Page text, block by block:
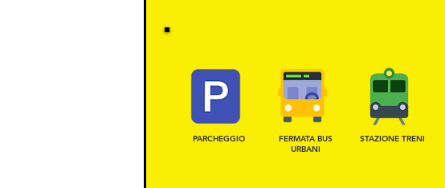
PARCHEGGIO
FERMATA BUS
URBANI
STAZIONE TRENI